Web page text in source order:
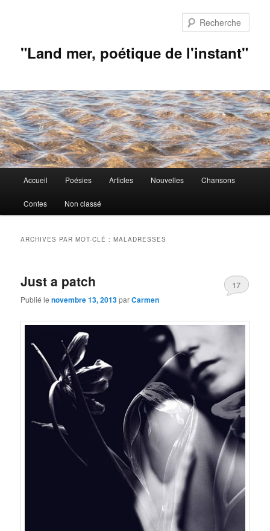
"Land mer, poétique de l'instant"
principal
Accueil Poésies Articles Nouvelles Chansons
Contes Non classé
ARCHIVES PAR MOT-CLÉ :MALADRESSES
Just a patch
Publié lenovembre 13, 2013parCarmen
17